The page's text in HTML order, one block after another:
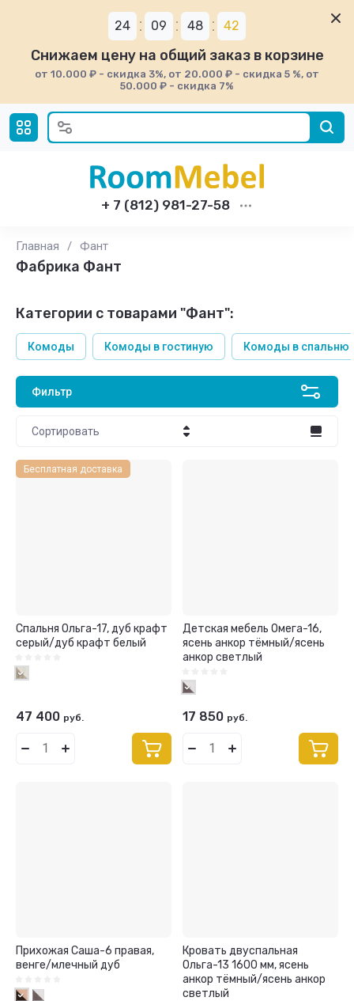
24 09 48 42
Снижаем цену на общий заказ в корзине
от 10.000 ₽ - скидка 3%, от 20.000 ₽ - скидка 5 %, от
50.000 ₽ - скидка 7%
+ 7 (812) 981-27-58
Главная / Фант
Фабрика Фант
Категории с товарами "Фант":
Комоды Комоды в гостиную Комоды в спальню
Фильтр
Сортировать
Цена - убывание
Бесплатная доставка
Спальня Ольга-17, дуб крафт
серый/дуб крафт белый
47 400 руб.
Детская мебель Омега-16,
ясень анкор тёмный/ясень
анкор светлый
17 850 руб.
Прихожая Саша-6 правая,
венге/млечный дуб
Кровать двуспальная
Ольга-13 1600 мм, ясень
анкор тёмный/ясень анкор
светлый